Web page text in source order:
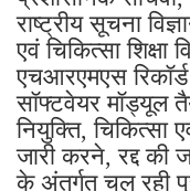
राष्ट्रीय सूचना
एवं चिकित्सा शिक्षा
एचआरएमएस
सॉफ्टवेयर मॉड्यूल
नियुक्ति, चिकित्सा
जारी करने, रद्द की
के अंतर्गत चल रही